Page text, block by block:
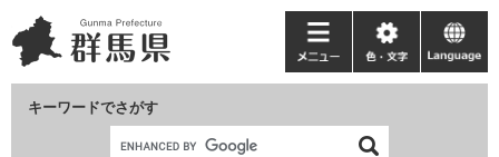
ー
ジ
ニ
ュ
キーワードでさがす
メ
ニ
ー
色・
文
language